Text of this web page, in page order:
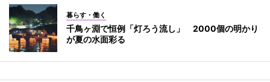
暮らす・働く
千鳥ヶ淵で恒例「灯ろう流し」 2000個の明かり
が夏の水面彩る